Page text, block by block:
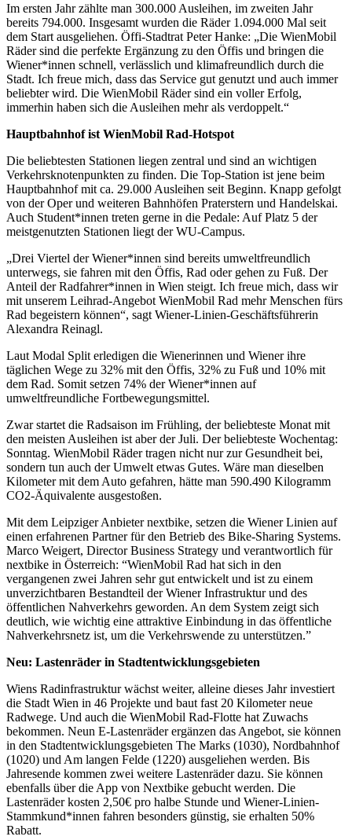
Im ersten Jahr zählte man 300.000 Ausleihen, im zweiten Jahr
bereits 794.000. Insgesamt wurden die Räder 1.094.000 Mal seit
dem Start ausgeliehen. Öffi-Stadtrat Peter Hanke: „Die WienMobil
Räder sind die perfekte Ergänzung zu den Öffis und bringen die
Wiener*innen schnell, verlässlich und klimafreundlich durch die
Stadt. Ich freue mich, dass das Service gut genutzt und auch immer
beliebter wird. Die WienMobil Räder sind ein voller Erfolg,
immerhin haben sich die Ausleihen mehr als verdoppelt.“
Hauptbahnhof ist WienMobil Rad-Hotspot
Die beliebtesten Stationen liegen zentral und sind an wichtigen
Verkehrsknotenpunkten zu finden. Die Top-Station ist jene beim
Hauptbahnhof mit ca. 29.000 Ausleihen seit Beginn. Knapp gefolgt
von der Oper und weiteren Bahnhöfen Praterstern und Handelskai.
Auch Student*innen treten gerne in die Pedale: Auf Platz 5 der
meistgenutzten Stationen liegt der WU-Campus.
„Drei Viertel der Wiener*innen sind bereits umweltfreundlich
unterwegs, sie fahren mit den Öffis, Rad oder gehen zu Fuß. Der
Anteil der Radfahrer*innen in Wien steigt. Ich freue mich, dass wir
mit unserem Leihrad-Angebot WienMobil Rad mehr Menschen fürs
Rad begeistern können“, sagt Wiener-Linien-Geschäftsführerin
Alexandra Reinagl.
Laut Modal Split erledigen die Wienerinnen und Wiener ihre
täglichen Wege zu 32% mit den Öffis, 32% zu Fuß und 10% mit
dem Rad. Somit setzen 74% der Wiener*innen auf
umweltfreundliche Fortbewegungsmittel.
Zwar startet die Radsaison im Frühling, der beliebteste Monat mit
den meisten Ausleihen ist aber der Juli. Der beliebteste Wochentag:
Sonntag. WienMobil Räder tragen nicht nur zur Gesundheit bei,
sondern tun auch der Umwelt etwas Gutes. Wäre man dieselben
Kilometer mit dem Auto gefahren, hätte man 590.490 Kilogramm
CO2-Äquivalente ausgestoßen.
Mit dem Leipziger Anbieter nextbike, setzen die Wiener Linien auf
einen erfahrenen Partner für den Betrieb des Bike-Sharing Systems.
Marco Weigert, Director Business Strategy und verantwortlich für
nextbike in Österreich: “WienMobil Rad hat sich in den
vergangenen zwei Jahren sehr gut entwickelt und ist zu einem
unverzichtbaren Bestandteil der Wiener Infrastruktur und des
öffentlichen Nahverkehrs geworden. An dem System zeigt sich
deutlich, wie wichtig eine attraktive Einbindung in das öffentliche
Nahverkehrsnetz ist, um die Verkehrswende zu unterstützen.”
Neu: Lastenräder in Stadtentwicklungsgebieten
Wiens Radinfrastruktur wächst weiter, alleine dieses Jahr investiert
die Stadt Wien in 46 Projekte und baut fast 20 Kilometer neue
Radwege. Und auch die WienMobil Rad-Flotte hat Zuwachs
bekommen. Neun E-Lastenräder ergänzen das Angebot, sie können
in den Stadtentwicklungsgebieten The Marks (1030), Nordbahnhof
(1020) und Am langen Felde (1220) ausgeliehen werden. Bis
Jahresende kommen zwei weitere Lastenräder dazu. Sie können
ebenfalls über die App von Nextbike gebucht werden. Die
Lastenräder kosten 2,50€ pro halbe Stunde und Wiener-Linien-
Stammkund*innen fahren besonders günstig, sie erhalten 50%
Rabatt.